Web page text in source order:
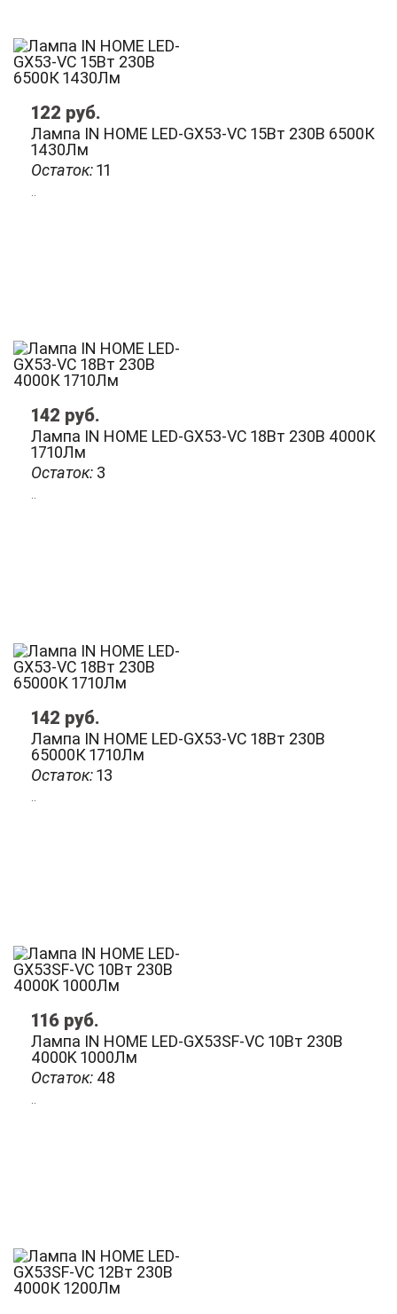
Остаток:11
Лампа IN HOME LED-GX53-VC 15Вт 230В 6500К
1430Лм
122 руб.
Остаток: 3
Лампа IN HOME LED-GX53-VC 18Вт 230В 4000К
1710Лм
142 руб.
Остаток:13
Лампа IN HOME LED-GX53-VC 18Вт 230В
65000К 1710Лм
142 руб.
Остаток: 48
Лампа IN HOME LED-GX53SF-VC 10Вт 230В
4000K 1000Лм
116 руб.